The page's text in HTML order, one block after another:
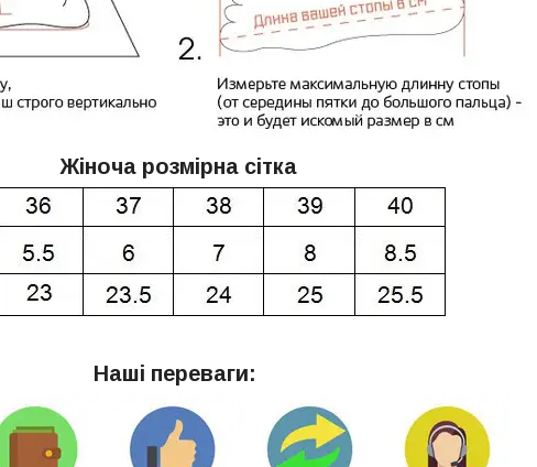
Жіноча розмірна сітка
Наші переваги: